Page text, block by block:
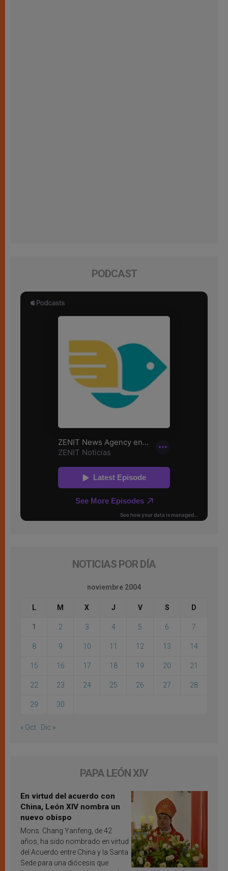
PODCAST
NOTICIAS POR DÍA
noviembre 2004
L M X J V S D
1 2 3 4 5 6 7
8 9 10 11 12 13 14
15 16 17 18 19 20 21
22 23 24 25 26 27 28
29 30
« Oct Dic »
PAPA LEÓN XIV
En virtud del acuerdo con
China, León XIV nombra un
nuevo obispo
Mons. Chang Yanfeng, de 42
años, ha sido nombrado en virtud
del Acuerdo entre China y la Santa
Sede para una diócesis que